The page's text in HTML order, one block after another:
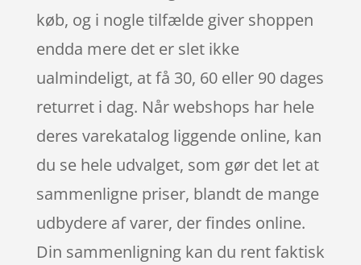
køb, og i nogle tilfælde giver shoppen
endda mere det er slet ikke
ualmindeligt, at få 30, 60 eller 90 dages
returret i dag. Når webshops har hele
deres varekatalog liggende online, kan
du se hele udvalget, som gør det let at
sammenligne priser, blandt de mange
udbydere af varer, der findes online.
Din sammenligning kan du rent faktisk